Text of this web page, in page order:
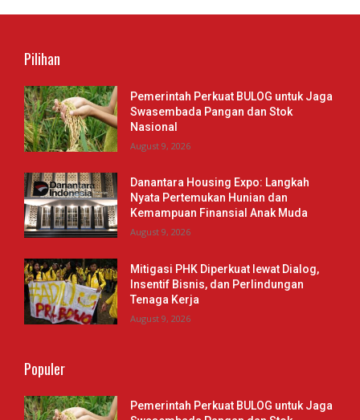
Pilihan
Pemerintah Perkuat BULOG untuk Jaga
Swasembada Pangan dan Stok
Nasional
August 9, 2026
Danantara Housing Expo: Langkah
Nyata Pertemukan Hunian dan
Kemampuan Finansial Anak Muda
August 9, 2026
Mitigasi PHK Diperkuat lewat Dialog,
Insentif Bisnis, dan Perlindungan
Tenaga Kerja
August 9, 2026
Populer
Pemerintah Perkuat BULOG untuk Jaga